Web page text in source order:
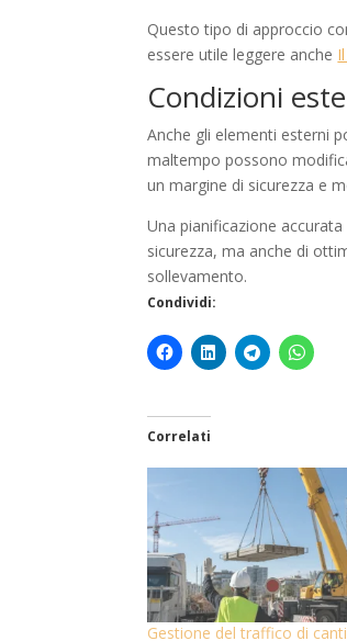
Questo tipo di approccio
essere utile leggere anche
Condizioni
Anche gli elementi esterni
maltempo possono
un margine di sicurezza e
Una pianificazione
sicurezza, ma anche di
sollevamento.
Condividi:
Correlati
Gestione del traffico di